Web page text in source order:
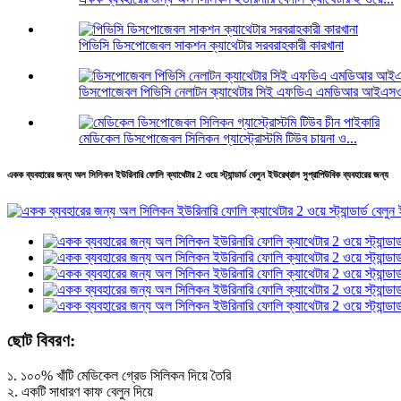
পিভিসি ডিসপোজেবল সাকশন ক্যাথেটার সরবরাহকারী কারখানা
ডিসপোজেবল পিভিসি নেলাটন ক্যাথেটার সিই এফডিএ এমডিআর
মেডিকেল ডিসপোজেবল সিলিকন গ্যাস্ট্রোস্টমি টিউব চায়না ও...
একক ব্যবহারের জন্য অল সিলিকন ইউরিনারি ফোলি ক্যাথেটার 2 ওয়ে স্ট্যান্ডার্ড বেলুন ইউরেথ্রাল সুপ্রাপিউবিক ব্যবহারের জন্য
ছোট বিবরণ:
১. ১০০% খাঁটি মেডিকেল গ্রেড সিলিকন দিয়ে তৈরি
২. একটি সাধারণ কাফ বেলুন দিয়ে